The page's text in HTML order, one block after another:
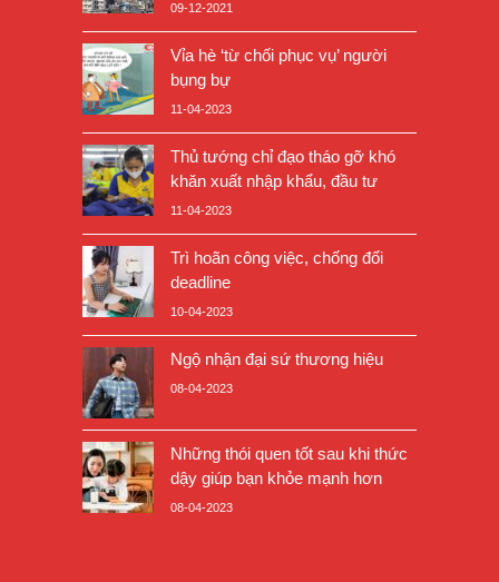
09-12-2021
Vỉa hè ‘từ chối phục vụ’ người
bụng bự
11-04-2023
Thủ tướng chỉ đạo tháo gỡ khó
khăn xuất nhập khẩu, đầu tư
11-04-2023
Trì hoãn công việc, chống đối
deadline
10-04-2023
Ngộ nhận đại sứ thương hiệu
08-04-2023
Những thói quen tốt sau khi thức
dậy giúp bạn khỏe mạnh hơn
08-04-2023